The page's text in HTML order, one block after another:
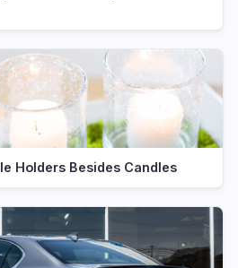
Holders Besides Candles